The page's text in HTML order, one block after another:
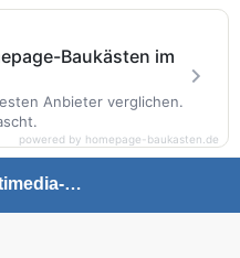
testblog-multimedia-gaming
Baukästen im
Anbieter verglichen.
powered by homepage-baukasten.de